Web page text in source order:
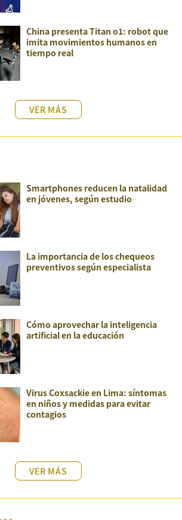
China presenta Titan o1: robot que
imita movimientos humanos en
tiempo real
VER MÁS
Smartphones reducen la natalidad
en jóvenes, según estudio
La importancia de los chequeos
preventivos según especialista
Cómo aprovechar la inteligencia
artificial en la educación
Virus Coxsackie en Lima: síntomas
en niños y medidas para evitar
contagios
VER MÁS